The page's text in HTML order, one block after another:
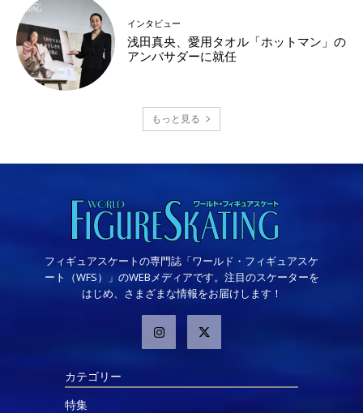
インタビュー
浅田真央、愛用タオル「ホットマン」の
アンバサダーに就任
もっと見る
フィギュアスケートの専門誌「ワールド・フィギュアスケ
ート（WFS）」のWEBメディアです。注目のスケーターを
はじめ、さまざまな情報をお届けします！
カテゴリー
特集